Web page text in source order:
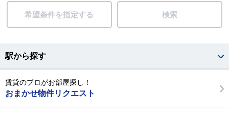
希望条件を指定する 検索
駅から探す
賃貸のプロがお部屋探し！
おまかせ物件リクエスト